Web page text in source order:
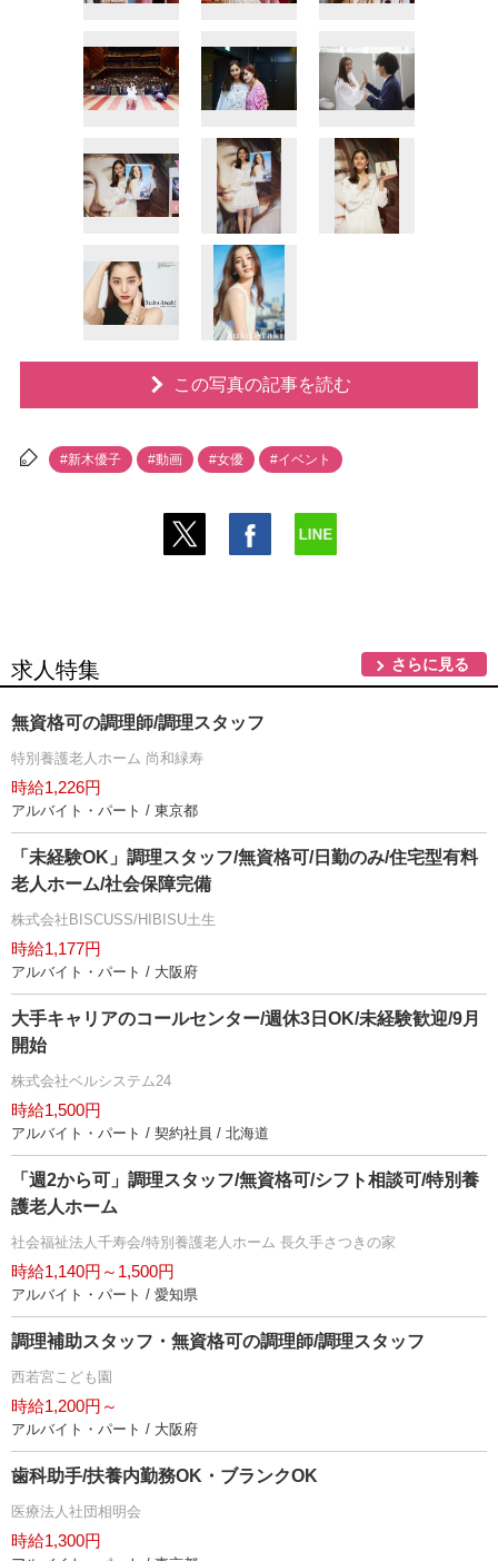
この写真の記事を読む
#新木優子 #動画 #女優 #イベント
求人特集 さらに見る
無資格可の調理師/調理スタッフ
特別養護老人ホーム 尚和緑寿
時給1,226円
アルバイト・パート / 東京都
「未経験OK」調理スタッフ/無資格可/日勤のみ/住宅型有料
老人ホーム/社会保障完備
株式会社BISCUSS/HIBISU土生
時給1,177円
アルバイト・パート / 大阪府
大手キャリアのコールセンター/週休3日OK/未経験歓迎/9月
開始
株式会社ベルシステム24
時給1,500円
アルバイト・パート / 契約社員 / 北海道
「週2から可」調理スタッフ/無資格可/シフト相談可/特別養
護老人ホーム
社会福祉法人千寿会/特別養護老人ホーム 長久手さつきの家
時給1,140円～1,500円
アルバイト・パート / 愛知県
調理補助スタッフ・無資格可の調理師/調理スタッフ
西若宮こども園
時給1,200円～
アルバイト・パート / 大阪府
歯科助手/扶養内勤務OK・ブランクOK
医療法人社団相明会
時給1,300円